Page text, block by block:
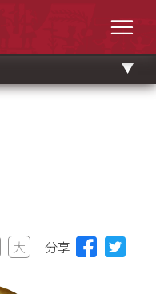
大 分享